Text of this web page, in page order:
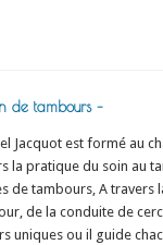
de tambours –
Jacquot est formé au
la pratique du soin au
de tambours, A travers
de la conduite de
uniques ou il guide